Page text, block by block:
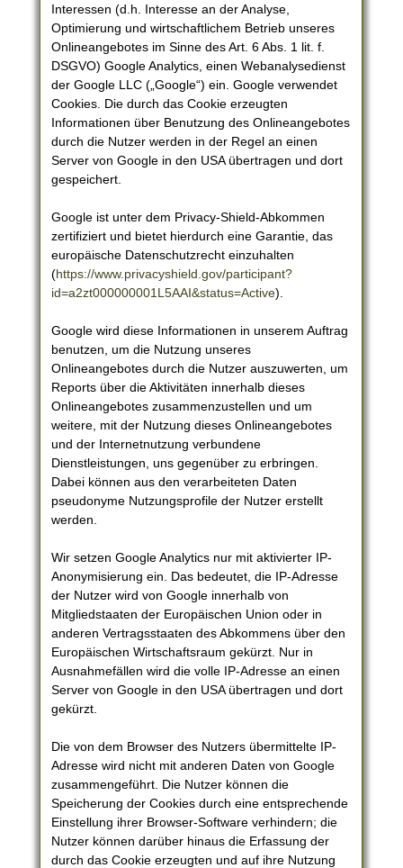
Interessen (d.h. Interesse an der Analyse,
Optimierung und wirtschaftlichem Betrieb unseres
Onlineangebotes im Sinne des Art. 6 Abs. 1 lit. f.
DSGVO) Google Analytics, einen Webanalysedienst
der Google LLC („Google“) ein. Google verwendet
Cookies. Die durch das Cookie erzeugten
Informationen über Benutzung des Onlineangebotes
durch die Nutzer werden in der Regel an einen
Server von Google in den USA übertragen und dort
gespeichert.
Google ist unter dem Privacy-Shield-Abkommen
zertifiziert und bietet hierdurch eine Garantie, das
europäische Datenschutzrecht einzuhalten
(https://www.privacyshield.gov/participant?
id=a2zt000000001L5AAI&status=Active).
Google wird diese Informationen in unserem Auftrag
benutzen, um die Nutzung unseres
Onlineangebotes durch die Nutzer auszuwerten, um
Reports über die Aktivitäten innerhalb dieses
Onlineangebotes zusammenzustellen und um
weitere, mit der Nutzung dieses Onlineangebotes
und der Internetnutzung verbundene
Dienstleistungen, uns gegenüber zu erbringen.
Dabei können aus den verarbeiteten Daten
pseudonyme Nutzungsprofile der Nutzer erstellt
werden.
Wir setzen Google Analytics nur mit aktivierter IP-
Anonymisierung ein. Das bedeutet, die IP-Adresse
der Nutzer wird von Google innerhalb von
Mitgliedstaaten der Europäischen Union oder in
anderen Vertragsstaaten des Abkommens über den
Europäischen Wirtschaftsraum gekürzt. Nur in
Ausnahmefällen wird die volle IP-Adresse an einen
Server von Google in den USA übertragen und dort
gekürzt.
Die von dem Browser des Nutzers übermittelte IP-
Adresse wird nicht mit anderen Daten von Google
zusammengeführt. Die Nutzer können die
Speicherung der Cookies durch eine entsprechende
Einstellung ihrer Browser-Software verhindern; die
Nutzer können darüber hinaus die Erfassung der
durch das Cookie erzeugten und auf ihre Nutzung